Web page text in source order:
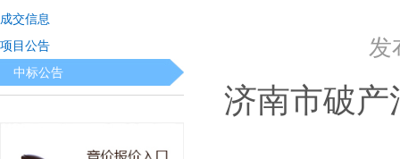
成交信息
项目公告
中标公告
发
济南市破产